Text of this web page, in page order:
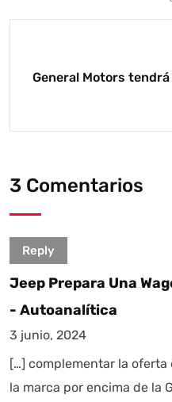
General Motors
3 Comentarios
Reply
Jeep Prepara Una
- Autoanalítica
3 junio, 2024
[…] complementar la
la marca por encima de la